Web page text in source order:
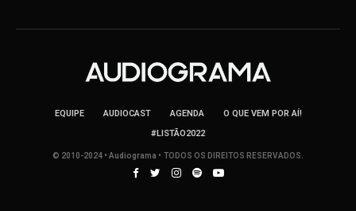
EQUIPE AUDIOCAST AGENDA
O QUE VEM POR AÍ!
#LISTÃO2022
© 2010-2024 • Audiograma • TODOS OS DIREITOS RESERVADOS.